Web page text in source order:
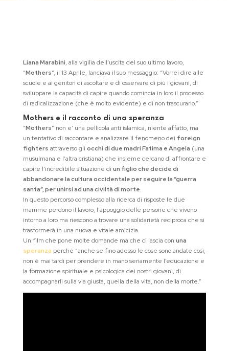
Liana Marabini, alla vigilia dell’uscita del suo ultimo lavoro,
“Mothers“, il 13 Aprile, lanciava il suo messaggio: “Vorrei dire alle
scuole e ai genitori di ascoltare e di osservare di più i giovani, di
sviluppare la capacità di capire quando comincia in loro il processo
di radicalizzazione (che è molto evidente) e di non trascurarlo.”
Mothers e il racconto di una speranza
“Mothers” non e’ una pellicola anti islamica, niente affatto, ma
un tentativo di raccontare e analizzare il fenomeno dei foreign
fighters attraverso gli occhi di due madri Fatima e Angela (una
musulmana e l’altra cristiana) che insieme cercano di affrontare e
capire l’incredibile situazione di un figlio che decide di
abbandonare la cultura occidentale per seguire la “guerra
santa”, per unirsi ad una civiltà di morte.
In questo percorso complesso alla ricerca di risposte le due
mamme perdono il lavoro, l’appoggio delle persone che vivono
intorno a loro ma riescono a trovare una solidarietà reciproca che si
trasformerà in una nuova e vitale amicizia.
Un film che pone molte domande ma che ci lascia con una
speranza perché “anche se fino adesso le cose sono andate così,
non è mai tardi per prendere in mano seriamente l’educazione e
la formazione spirituale e psicologica dei nostri giovani, di
accompagnarli sulla via giusta, quella della vita, non della morte.”